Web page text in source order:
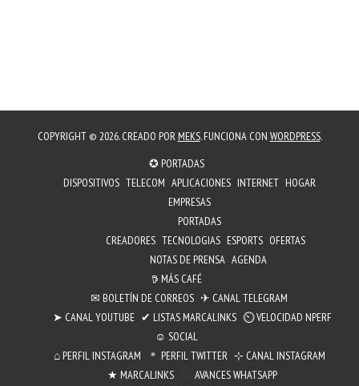
COPYRIGHT © 2026. CREADO POR MEKS. FUNCIONA CON WORDPRESS.
✪ PORTADAS
DISPOSITIVOS TELECOM APLICACIONES INTERNET HOGAR
EMPRESAS
PORTADAS
CREADORES TECNOLOGIAS ESPORTS OFERTAS
NOTAS DE PRENSA AGENDA
𖠚 MÁS CAFÉ
✉︎ BOLETÍN DE CORREOS ✈ CANAL TELEGRAM
➤ CANAL YOUTUBE ✔ LISTAS MARCALINKS ⏲︎ VELOCIDAD NPERF
☺ SOCIAL
⌂ PERFIL INSTAGRAM
＊ PERFIL TWITTER ⊹ CANAL INSTAGRAM
★ MARCALINKS
AVANCES WHATSAPP